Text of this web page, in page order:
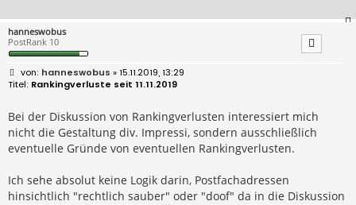
hanneswobus
PostRank 10
B
e
r
a
g
hanneswobus » 15.11.2019, 13:29
Rankingverluste seit 11.11.2019
Bei der Diskussion von Rankingverlusten interessiert mich
nicht die Gestaltung div. Impressi, sondern ausschließlich
eventuelle Gründe von eventuellen Rankingverlusten.
Ich sehe absolut keine Logik darin, Postfachadressen
hinsichtlich "rechtlich sauber" oder "doof" da in die Diskussion